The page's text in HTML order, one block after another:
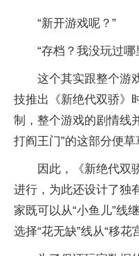
“新开游戏呢？”
“存档？我没玩过哪
这个其实跟整个游
技推出《新绝代双骄》
制，整个游戏的剧情线
打阎王门”的这部分便草
因此，《新绝代双
进行，为此还设计了独
家既可以从“小鱼儿”线
选择“花无缺”线从“移花